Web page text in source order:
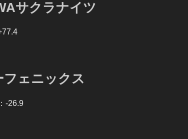
サクラナイツ
ェニックス
-26.9